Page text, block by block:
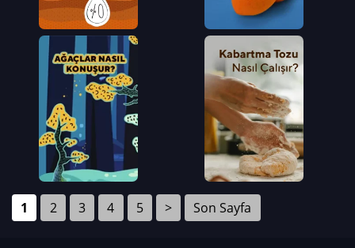
1 2 3 4 5 > Son Sayfa